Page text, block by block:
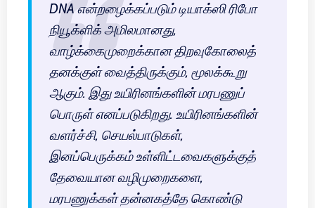
DNA என்றழைக்கப்படும் டியாக்ஸி ரிபோ
நியூக்ளிக் அமிலமானது,
வாழ்க்கைமுறைக்கான திறவுகோலைத்
தனக்குள் வைத்திருக்கும், மூலக்கூறு
ஆகும். இது உயிரினங்களின் மரபணுப்
பொருள் எனப்படுகிறது. உயிரினங்களின்
வளர்ச்சி, செயல்பாடுகள்,
இனப்பெருக்கம் உள்ளிட்டவைகளுக்குத்
தேவையான வழிமுறைகளை,
மரபணுக்கள் தன்னகத்தே கொண்டு